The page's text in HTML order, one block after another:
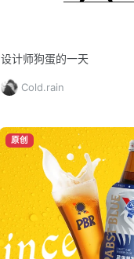
设计师狗蛋的一天
Cold.rain
原创